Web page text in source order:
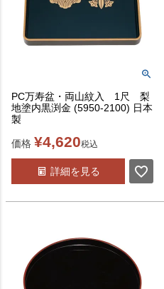
PC万寿盆・両山紋入 1尺 梨
地塗内黒渕金 (5950-2100) 日本
製
価格 ¥4,620税込
詳細を見る